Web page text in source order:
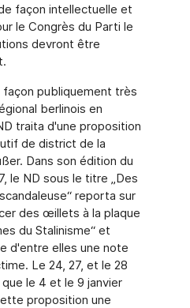
façon intellectuelle et
le Congrès du Parti le
devront être
publiquement très
berlinois en
traita d'une proposition
de district de la
Dans son édition du
le ND sous le titre „Des
reporta sur
des œillets à la plaque
du Stalinisme“ et
d'entre elles une note
Le 24, 27, et le 28
le 4 et le 9 janvier
proposition une